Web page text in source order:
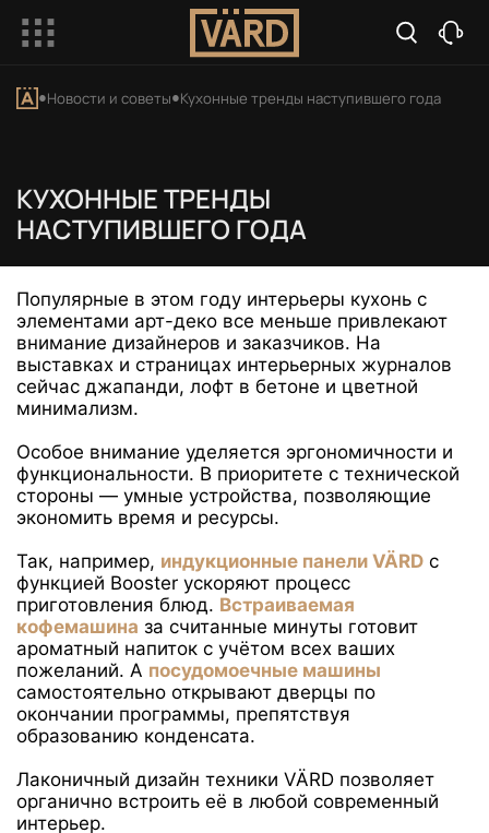
Новости и советы Кухонные тренды наступившего года
КУХОННЫЕ ТРЕНДЫ
НАСТУПИВШЕГО ГОДА
Популярные в этом году интерьеры кухонь с
элементами арт-деко все меньше привлекают
внимание дизайнеров и заказчиков. На
выставках и страницах интерьерных журналов
сейчас джапанди, лофт в бетоне и цветной
минимализм.
Особое внимание уделяется эргономичности и
функциональности. В приоритете с технической
стороны — умные устройства, позволяющие
экономить время и ресурсы.
Так, например, индукционные панели VÄRD с
функцией Booster ускоряют процесс
приготовления блюд. Встраиваемая
кофемашина за считанные минуты готовит
ароматный напиток с учётом всех ваших
пожеланий. А посудомоечные машины
самостоятельно открывают дверцы по
окончании программы, препятствуя
образованию конденсата.
Лаконичный дизайн техники VÄRD позволяет
органично встроить её в любой современный
интерьер.